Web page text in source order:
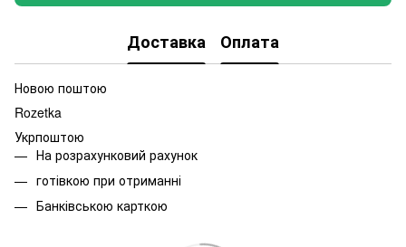
Доставка Оплата
Новою поштою
Rozetka
Укрпоштою
На розрахунковий рахунок
готівкою при отриманні
Банківською карткою